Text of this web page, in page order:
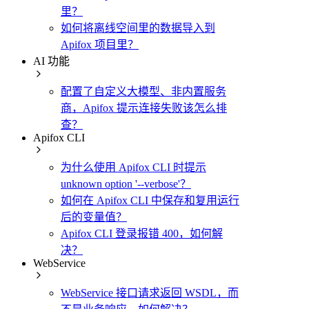
里？
如何将离线空间里的数据导入到
Apifox 项目里？
AI 功能
配置了自定义大模型、非内置服务
商，Apifox 提示连接失败该怎么排
查？
Apifox CLI
为什么使用 Apifox CLI 时提示
unknown option '--verbose'？
如何在 Apifox CLI 中保存和复用运行
后的变量值？
Apifox CLI 登录报错 400，如何解
决？
WebService
WebService 接口请求返回 WSDL，而